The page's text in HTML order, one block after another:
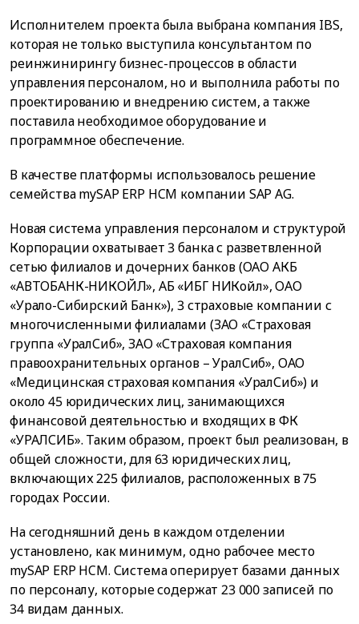
Исполнителем проекта была выбрана компания IBS,
которая не только выступила консультантом по
реинжинирингу бизнес-процессов в области
управления персоналом, но и выполнила работы по
проектированию и внедрению систем, а также
поставила необходимое оборудование и
программное обеспечение.
В качестве платформы использовалось решение
семейства mySAP ERP HCM компании SAP AG.
Новая система управления персоналом и структурой
Корпорации охватывает 3 банка с разветвленной
сетью филиалов и дочерних банков (ОАО АКБ
«АВТОБАНК-НИКОЙЛ», АБ «ИБГ НИКойл», ОАО
«Урало-Сибирский Банк»), 3 страховые компании с
многочисленными филиалами (ЗАО «Страховая
группа «УралСиб», ЗАО «Страховая компания
правоохранительных органов – УралСиб», ОАО
«Медицинская страховая компания «УралСиб») и
около 45 юридических лиц, занимающихся
финансовой деятельностью и входящих в ФК
«УРАЛСИБ». Таким образом, проект был реализован, в
общей сложности, для 63 юридических лиц,
включающих 225 филиалов, расположенных в 75
городах России.
На сегодняшний день в каждом отделении
установлено, как минимум, одно рабочее место
mySAP ERP HCM. Система оперирует базами данных
по персоналу, которые содержат 23 000 записей по
34 видам данных.